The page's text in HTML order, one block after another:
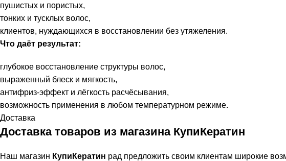
пушистых и пористых,
тонких и тусклых волос,
клиентов, нуждающихся в восстановлении без утяжеления.
Что даёт результат:
глубокое восстановление структуры волос,
выраженный блеск и мягкость,
антифриз-эффект и лёгкость расчёсывания,
возможность применения в любом температурном режиме.
Доставка
Доставка товаров из магазина КупиКератин
Наш магазин КупиКератин рад предложить своим клиентам широкие